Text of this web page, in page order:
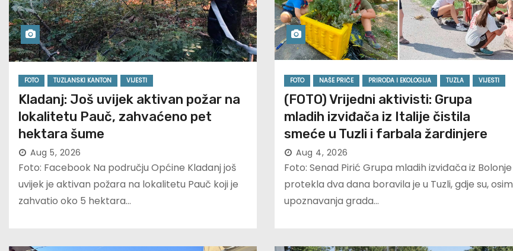
FOTO TUZLANSKI KANTON VIJESTI
Kladanj: Još uvijek aktivan požar na
lokalitetu Pauč, zahvaćeno pet
hektara šume
Aug 5, 2026
Foto: Facebook Na području Općine Kladanj još
uvijek je aktivan požara na lokalitetu Pauč koji je
zahvatio oko 5 hektara…
FOTO NAŠE PRIČE PRIRODA I EKOLOGIJA TUZLA VIJESTI
(FOTO) Vrijedni aktivisti: Grupa
mladih izviđača iz Italije čistila
smeće u Tuzli i farbala žardinjere
Aug 4, 2026
Foto: Senad Pirić Grupa mladih izviđača iz Bolonje
protekla dva dana boravila je u Tuzli, gdje su, osim
upoznavanja grada…